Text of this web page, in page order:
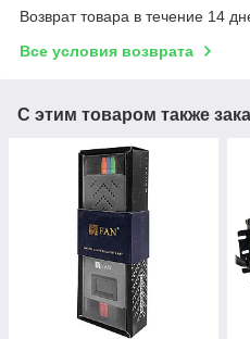
Возврат товара в течение 14
Все условия возврата
С этим товаром также